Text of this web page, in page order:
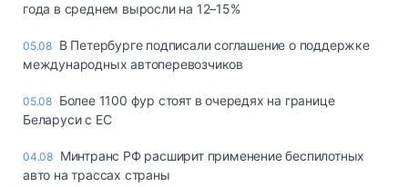
года в среднем выросли на 12–15%
05.08 В Петербурге подписали соглашение о поддержке
международных автоперевозчиков
05.08 Более 1100 фур стоят в очередях на границе
Беларуси с ЕС
04.08 Минтранс РФ расширит применение беспилотных
авто на трассах страны